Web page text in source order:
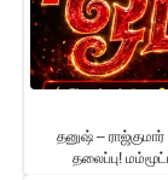
தனுஷ் –
தலைப்பு!